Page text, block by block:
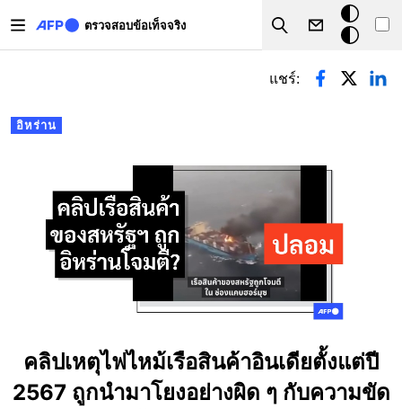
ตรวจสอบข้อเท็จจริง
Search
โหมด
มืด
Primary tabs
อิหร่าน
แชร์:
คลิปเหตุไฟไหม้เรือสินค้าอินเดียตั้งแต่ปี
2567 ถูกนำมาโยงอย่างผิด ๆ กับความขัด